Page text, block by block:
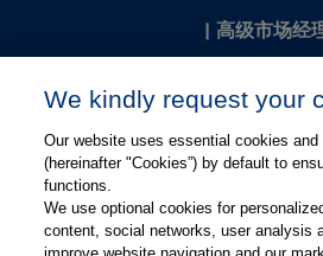
| 高级市场经
We kindly request your
Our website uses essential cookies
(hereinafter "Cookies”) by default to
functions.
We use optional cookies for
content, social networks, user analysis